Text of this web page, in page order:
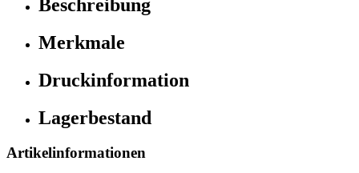
Beschreibung
Merkmale
Druckinformation
Lagerbestand
Artikelinformationen